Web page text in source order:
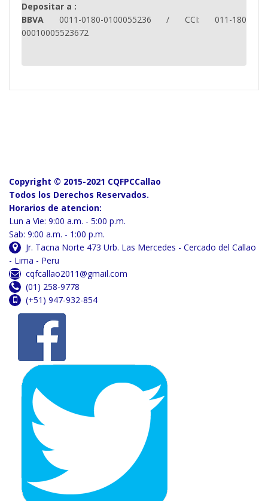
Depositar a :
BBVA 0011-0180-0100055236 / CCI: 011-180
00010005523672
Copyright © 2015-2021 CQFPCCallao
Todos los Derechos Reservados.
Horarios de atencion:
Lun a Vie: 9:00 a.m. - 5:00 p.m.
Sab: 9:00 a.m. - 1:00 p.m.
Jr. Tacna Norte 473 Urb. Las Mercedes - Cercado del Callao
- Lima - Peru
cqfcallao2011@gmail.com
(01) 258-9778
(+51) 947-932-854